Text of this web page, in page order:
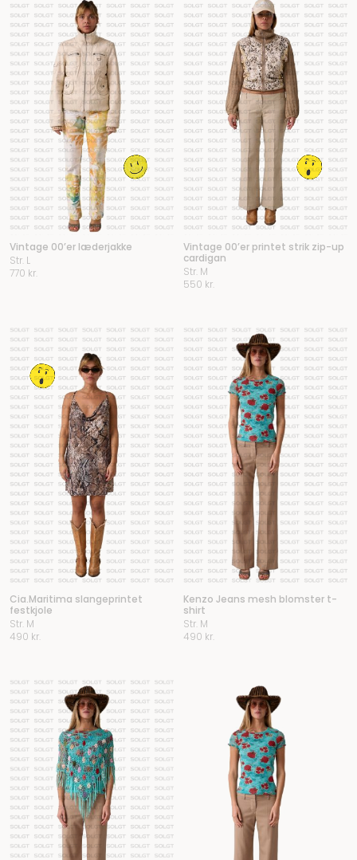
Vintage 00’er læderjakke
Str. L
770 kr.
Vintage 00’er printet strik zip-up
cardigan
Str. M
550 kr.
Cia.Maritima slangeprintet
festkjole
Str. M
490 kr.
Kenzo Jeans mesh blomster t-
shirt
Str. M
490 kr.